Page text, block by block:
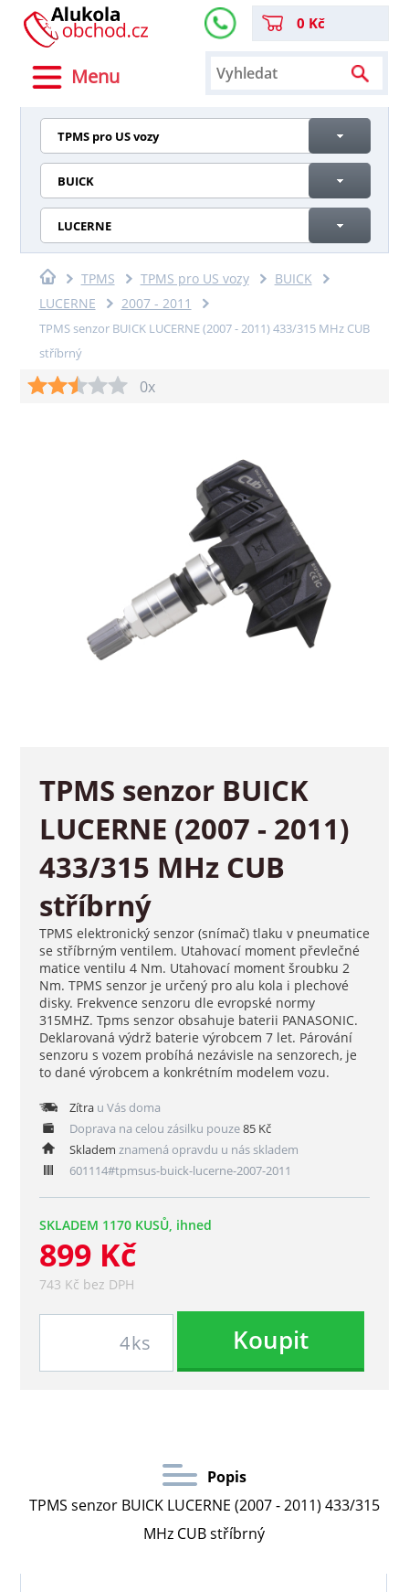
Menu
0 Kč
TPMS pro US vozy
BUICK
LUCERNE
TPMS TPMS pro US vozy
BUICK
LUCERNE
2007 - 2011
TPMS senzor BUICK LUCERNE (2007 - 2011) 433/315 MHz CUB
stříbrný
0x
TPMS senzor BUICK
LUCERNE (2007 - 2011)
433/315 MHz CUB
stříbrný
TPMS elektronický senzor (snímač) tlaku v pneumatice
se stříbrným ventilem. Utahovací moment převlečné
matice ventilu 4 Nm. Utahovací moment šroubku 2
Nm. TPMS senzor je určený pro alu kola i plechové
disky. Frekvence senzoru dle evropské normy
315MHZ. Tpms senzor obsahuje baterii PANASONIC.
Deklarovaná výdrž baterie výrobcem 7 let. Párování
senzoru s vozem probíhá nezávisle na senzorech, je
to dané výrobcem a konkrétním modelem vozu.
Zítrau Vás doma
Doprava na celou zásilku pouze85 Kč
Skladem znamená opravdu u nás skladem
601114#tpmsus-buick-lucerne-2007-2011
SKLADEM 1170 KUSŮ, ihned
899 Kč
743 Kč bez DPH
ks Koupit
Popis
TPMS senzor BUICK LUCERNE (2007 - 2011) 433/315
MHz CUB stříbrný